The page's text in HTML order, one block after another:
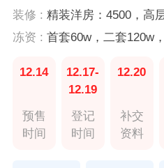
装修 : 精装洋房：4500，高
冻资 : 首套60w，二套120w
12.14
预售
时间
12.17-
12.19
登记
时间
12.20
补交
资料